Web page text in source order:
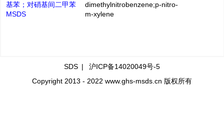
基苯；对硝基间二甲苯
MSDS
dimethylnitrobenzene;p-nitro-
m-xylene
SDS | 沪ICP备14020049号-5
Copyright 2013 - 2022 www.ghs-msds.cn 版权所有